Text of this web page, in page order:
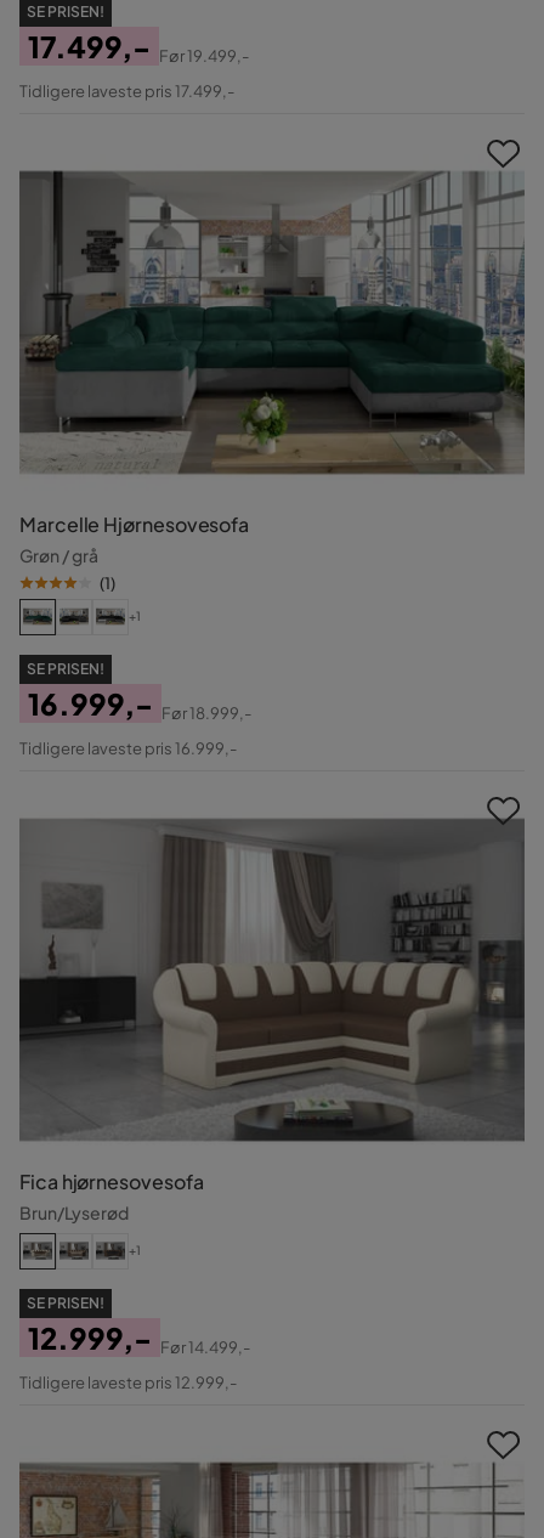
SE PRISEN!
Pris
17.499,-
Original
Før19.499,-
Tidligere laveste pris 17.499,-
Marcelle Hjørnesovesofa
Grøn / grå
(1)
+1
SE PRISEN!
Pris
16.999,-
Original
Før18.999,-
Tidligere laveste pris 16.999,-
Fica hjørnesovesofa
Brun/Lyserød
+1
SE PRISEN!
Pris
12.999,-
Original
Før14.499,-
Tidligere laveste pris 12.999,-